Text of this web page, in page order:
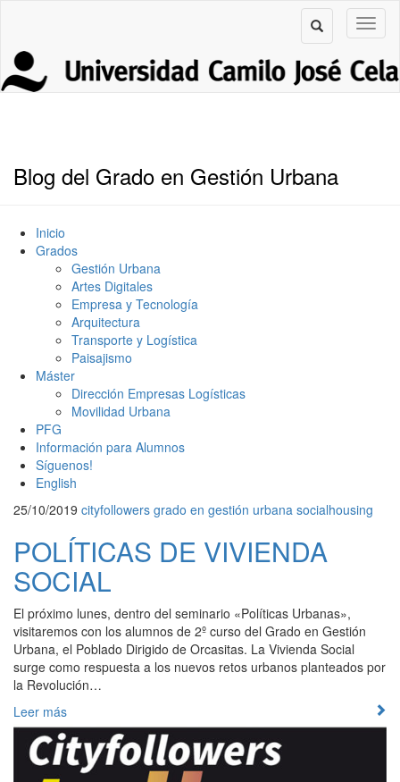
Blog del Grado en Gestión Urbana
Inicio
Grados
Gestión Urbana
Artes Digitales
Empresa y Tecnología
Arquitectura
Transporte y Logística
Paisajismo
Máster
Dirección Empresas Logísticas
Movilidad Urbana
PFG
Información para Alumnos
Síguenos!
English
25/10/2019 cityfollowers grado en gestión urbana socialhousing
POLÍTICAS DE VIVIENDA
SOCIAL
El próximo lunes, dentro del seminario «Políticas Urbanas»,
visitaremos con los alumnos de 2º curso del Grado en Gestión
Urbana, el Poblado Dirigido de Orcasitas. La Vivienda Social
surge como respuesta a los nuevos retos urbanos planteados por
la Revolución…
Leer más